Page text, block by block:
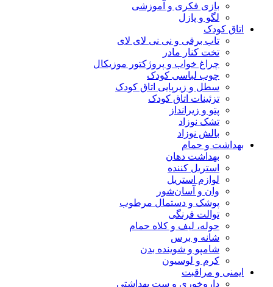
بازی فکری و آموزشی
لگو و پازل
اتاق کودک
تاب برقی و نی نی لای لای
تخت کنار مادر
چراغ خواب و پروژکتور موزیکال
چوب لباسی کودک
سطل و زیرپایی اتاق کودک
تزئینات اتاق کودک
پتو و زیرانداز
تشک نوزاد
بالش نوزاد
بهداشت و حمام
بهداشت دهان
استریل کننده
لوازم استریل
وان و آسان‌شور
پوشک و دستمال مرطوب
توالت فرنگی
حوله، لیف و کلاه حمام
شانه و برس
شامپو و شوینده بدن
کرم و لوسیون
ایمنی و مراقبت
داروخوری و ست بهداشتی